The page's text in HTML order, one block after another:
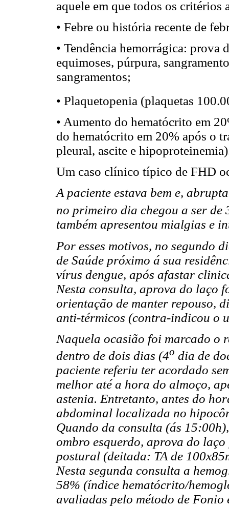
aquele em que todos os critérios
• Febre ou história recente de
• Tendência hemorrágica: prova
equimoses, púrpura,
sangramentos;
• Plaquetopenia (plaquetas
• Aumento do hematócrito em
do hematócrito em 20% após o
pleural, ascite e
Um caso clínico típico de FHD
A paciente estava bem e,
no primeiro dia chegou a ser de
também apresentou mialgias e
Por esses motivos, no segundo
de Saúde próximo á sua
vírus dengue, após afastar
Nesta consulta, aprova do laço
orientação de manter repouso,
anti-térmicos (contra-indicou o
Naquela ocasião foi marcado o
dentro de dois dias (4o dia de
paciente referiu ter acordado
melhor até a hora do almoço,
astenia. Entretanto, antes do
abdominal localizada no
Quando da consulta (ás
ombro esquerdo, aprova do
postural (deitada: TA de
Nesta segunda consulta a
58% (índice hematócrito/
avaliadas pelo método de